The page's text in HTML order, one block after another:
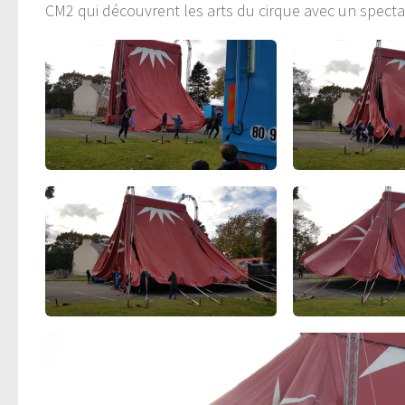
CM2 qui découvrent les arts du cirque avec un